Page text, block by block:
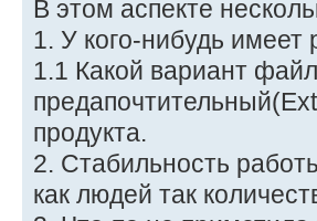
В этом аспекте
1. У кого-нибудь
1.1 Какой вариант
продукта.
2. Стабильность
как людей так